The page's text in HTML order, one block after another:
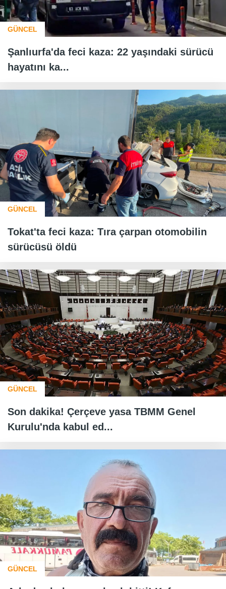
GÜNCEL
Şanlıurfa'da feci kaza: 22 yaşındaki sürücü
hayatını ka...
GÜNCEL
Tokat'ta feci kaza: Tıra çarpan otomobilin
sürücüsü öldü
GÜNCEL
Son dakika! Çerçeve yasa TBMM Genel
Kurulu'nda kabul ed...
GÜNCEL